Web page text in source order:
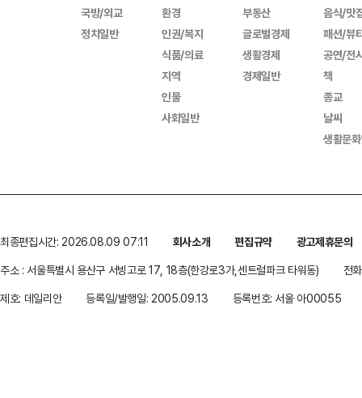
국방/외교
정치일반
환경
인권/복지
식품/의료
지역
인물
사회일반
부동산
글로벌경제
생활경제
경제일반
음식/맛
패션/뷰
공연/전
책
종교
날씨
생활문
최종편집시간: 2026.08.09 07:11 회사소개 편집규약
광고제휴문의
주소 : 서울특별시 용산구 서빙고로 17, 18층(한강로3가,센트럴파크 타워동)
전
제호: 데일리안
등록일/발행일: 2005.09.13 등록번호: 서울 아00055